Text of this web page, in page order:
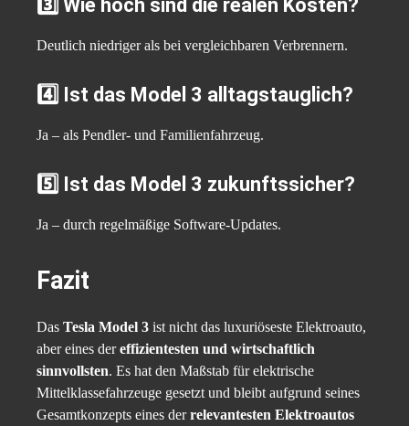
3️⃣ Wie hoch sind die realen Kosten?
Deutlich niedriger als bei vergleichbaren Verbrennern.
4️⃣ Ist das Model 3 alltagstauglich?
Ja – als Pendler- und Familienfahrzeug.
5️⃣ Ist das Model 3 zukunftssicher?
Ja – durch regelmäßige Software-Updates.
Fazit
Das Tesla Model 3 ist nicht das luxuriöseste Elektroauto,
aber eines dereffizientesten und wirtschaftlich
sinnvollsten. Es hat den Maßstab für elektrische
Mittelklassefahrzeuge gesetzt und bleibt aufgrund seines
Gesamtkonzepts eines derrelevantesten Elektroautos